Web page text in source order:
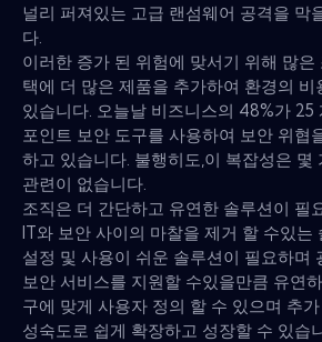
널리 퍼져있는 고급 랜섬웨어 공격을 막
다.
이러한 증가 된 위험에 맞서기 위해 많은
택에 더 많은 제품을 추가하여 환경의 비
있습니다. 오늘날 비즈니스의 48%가 25
포인트 보안 도구를 사용하여 보안 위협
하고 있습니다. 불행히도,이 복잡성은 몇
관련이 없습니다.
조직은 더 간단하고 유연한 솔루션이 필
IT와 보안 사이의 마찰을 제거 할 수있는
설정 및 사용이 쉬운 솔루션이 필요하며
보안 서비스를 지원할 수있을만큼 유연
구에 맞게 사용자 정의 할 수 있으며 추
성숙도로 쉽게 확장하고 성장할 수 있습